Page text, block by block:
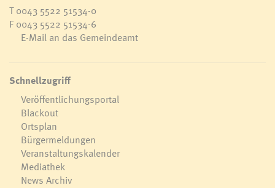
T0043 5522 51534-0
F 0043 5522 51534-6
E-Mail an das Gemeindeamt
Schnellzugriff
Veröffentlichungsportal
Blackout
Ortsplan
Bürgermeldungen
Veranstaltungskalender
Mediathek
News Archiv